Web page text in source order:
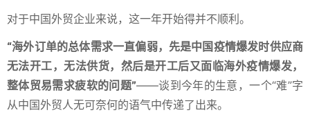
对于中国外贸企业来说，这一年开始得并不顺利。
“海外订单的总体需求一直偏弱，先是中国疫情爆发时供应商
无法开工，无法供货，然后是开工后又面临海外疫情爆发，
整体贸易需求疲软的问题”——谈到今年的生意，一个“难”字
从中国外贸人无可奈何的语气中传递了出来。